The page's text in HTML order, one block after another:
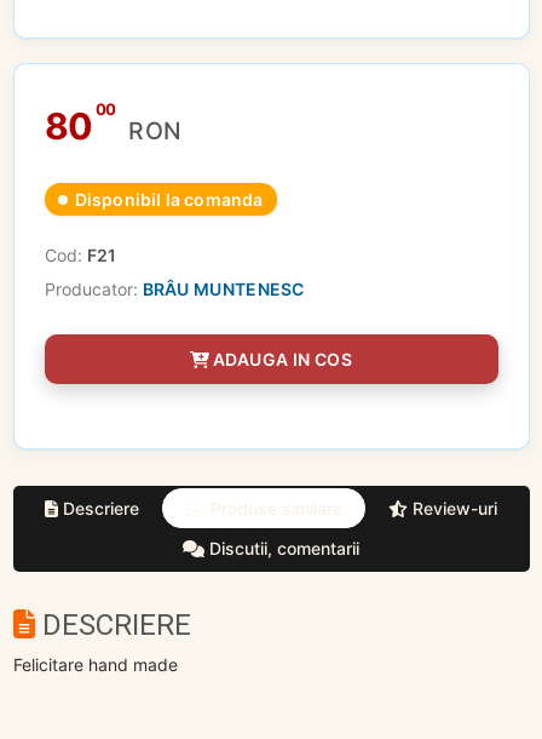
8000
RON
Disponibil la comanda
Cod: F21
Producator: BRÂU MUNTENESC
ADAUGA IN COS
Descriere Produse similare
Review-uri
Discutii, comentarii
DESCRIERE
Felicitare hand made